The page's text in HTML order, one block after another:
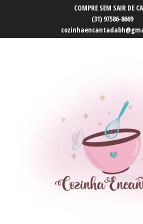
COMPRE SEM SAIR DE
(31) 97586-8669